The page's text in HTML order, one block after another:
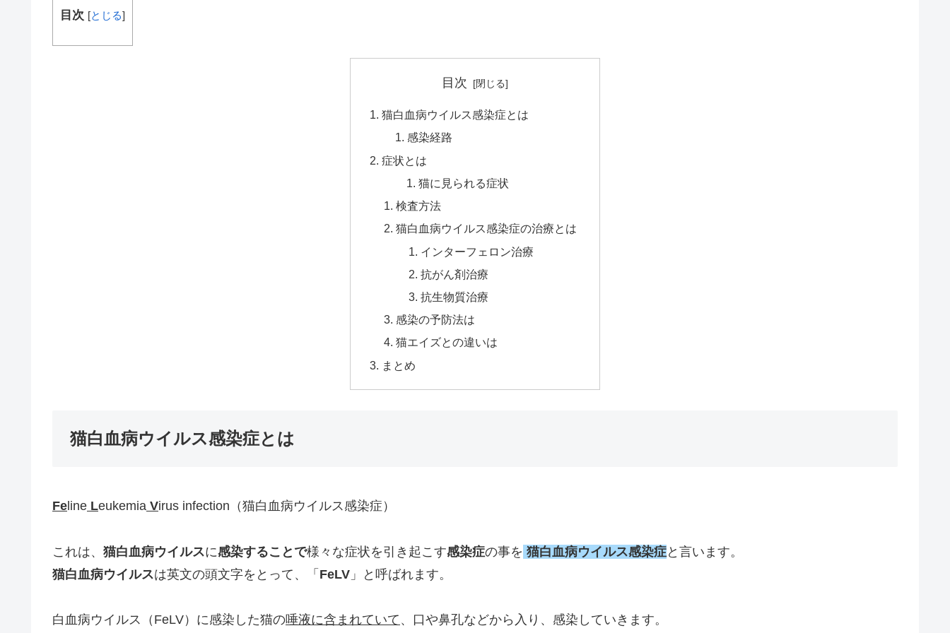
目次 [とじる]
目次
猫白血病ウイルス感染症とは
感染経路
症状とは
猫に見られる症状
検査方法
猫白血病ウイルス感染症の治療とは
インターフェロン治療
抗がん剤治療
抗生物質治療
感染の予防法は
猫エイズとの違いは
まとめ
猫白血病ウイルス感染症とは
Fe line Leukemia Virus infection（猫白血病ウイルス感染症）
これは、 猫白血病ウイルスに感染することで様々な症状を引き起こす感染症の事を 猫白血病ウイルス感染症と言います。
猫白血病ウイルスは英文の頭文字をとって、「 FeLV 」と呼ばれます。
白血病ウイルス（FeLV）に感染した猫の唾液に含まれていて 、口や鼻孔などから入り、感染していきます。